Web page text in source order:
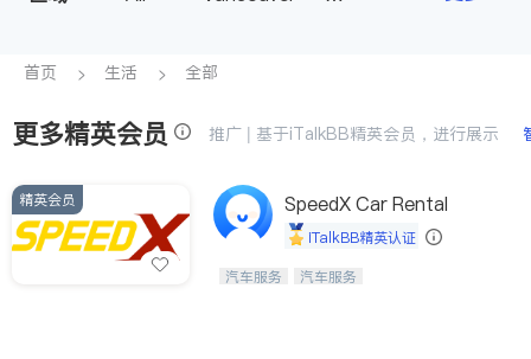
会计师Surrey
Port Coquitlam
Victoria
New Westminster
Langley
Port Moody
Maple Ridge
Kelowna
首页 生活 全部
更多精英会员 推广 | 基于iTalkBB精英会员，进行展示
精英会员 SpeedX Car Rental
iTalkBB精英认证
【SpeedX私家车代理租赁】出租您的
汽车服务 汽车服务